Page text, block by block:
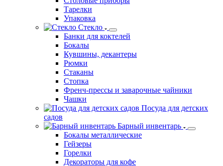
Тарелки
Упаковка
Стекло
Банки для коктелей
Бокалы
Кувшины, декантеры
Рюмки
Стаканы
Стопка
Френч-прессы и заварочные чайники
Чашки
Посуда для детских
садов
Барный инвентарь
Бокалы металлические
Гейзеры
Горелки
Декораторы для кофе